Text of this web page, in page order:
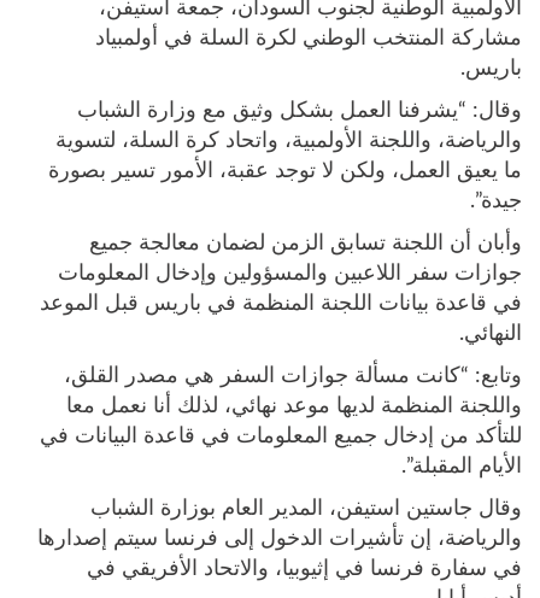
الأولمبية الوطنية لجنوب السودان، جمعة استيفن،
مشاركة المنتخب الوطني لكرة السلة في أولمبياد
باريس.
وقال: “يشرفنا العمل بشكل وثيق مع وزارة الشباب
والرياضة، واللجنة الأولمبية، واتحاد كرة السلة، لتسوية
ما يعيق العمل، ولكن لا توجد عقبة، الأمور تسير بصورة
جيدة”.
وأبان أن اللجنة تسابق الزمن لضمان معالجة جميع
جوازات سفر اللاعبين والمسؤولين وإدخال المعلومات
في قاعدة بيانات اللجنة المنظمة في باريس قبل الموعد
النهائي.
وتابع: “كانت مسألة جوازات السفر هي مصدر القلق،
واللجنة المنظمة لديها موعد نهائي، لذلك أنا نعمل معا
للتأكد من إدخال جميع المعلومات في قاعدة البيانات في
الأيام المقبلة”.
وقال جاستين استيفن، المدير العام بوزارة الشباب
والرياضة، إن تأشيرات الدخول إلى فرنسا سيتم إصدارها
في سفارة فرنسا في إثيوبيا، والاتحاد الأفريقي في